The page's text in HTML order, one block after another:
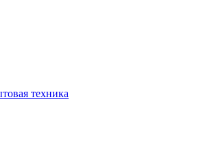
техника